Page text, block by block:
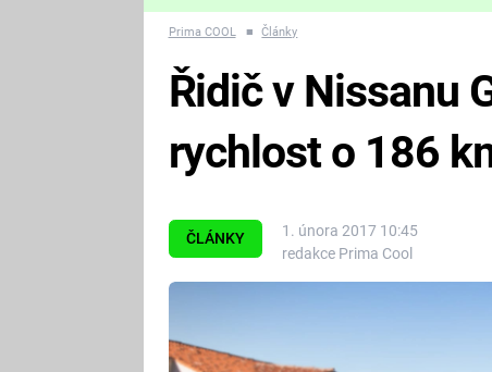
nejvíc zvednou tep?
Prima COOL ■ Články
ČLÁNKY
1. února 2017 10:45
redakce Prima Cool
Řidič v Nissanu
rychlost o 186